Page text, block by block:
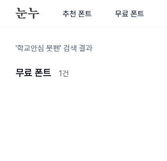
추천 폰트 무료 폰트
'학교안심 붓펜' 검색 결과
무료 폰트 1건